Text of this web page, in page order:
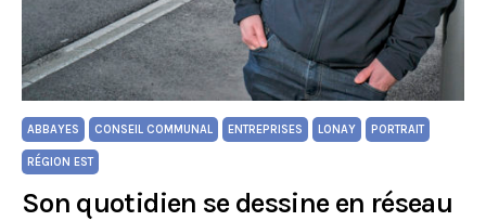
ABBAYES CONSEIL COMMUNAL ENTREPRISES LONAY PORTRAIT
RÉGION EST
Son quotidien se dessine en réseau